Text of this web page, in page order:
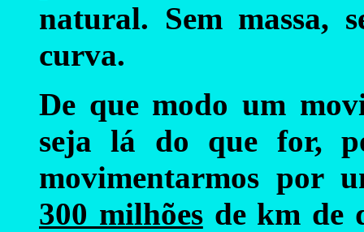
natural. Sem massa,
curva.
De que modo um
seja lá do que for,
movimentarmos por
300 milhõesde km de